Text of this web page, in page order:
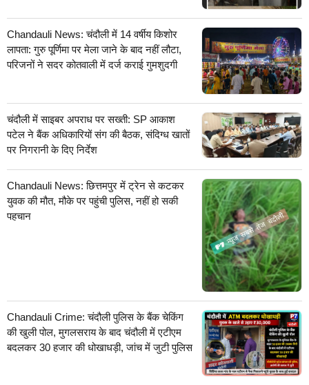
Chandauli News: चंदौली में 14 वर्षीय किशोर
लापता: गुरु पूर्णिमा पर मेला जाने के बाद नहीं लौटा,
परिजनों ने सदर कोतवाली में दर्ज कराई गुमशुदगी
चंदौली में साइबर अपराध पर सख्ती: SP आकाश
पटेल ने बैंक अधिकारियों संग की बैठक, संदिग्ध खातों
पर निगरानी के दिए निर्देश
Chandauli News: छित्तमपुर में ट्रेन से कटकर
युवक की मौत, मौके पर पहुंची पुलिस, नहीं हो सकी
पहचान
Chandauli Crime: चंदौली पुलिस के बैंक चेकिंग
की खुली पोल, मुगलसराय के बाद चंदौली में एटीएम
बदलकर 30 हजार की धोखाधड़ी, जांच में जुटी पुलिस